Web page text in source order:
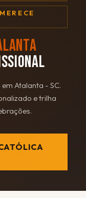
Atalanta - SC.
e trilha